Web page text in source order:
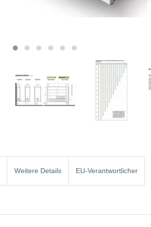
Weitere Details EU-Verantwortlicher